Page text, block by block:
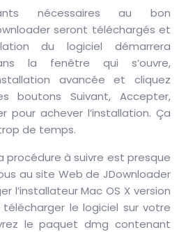
nécessaires au bon
seront téléchargés et
du logiciel démarrera
la fenêtre qui s’ouvre,
avancée et cliquez
boutons Suivant, Accepter,
pour achever l’installation. Ça
de temps.
procédure à suivre est presque
au site Web de JDownloader
l’installateur Mac OS X version
télécharger le logiciel sur votre
le paquet dmg contenant